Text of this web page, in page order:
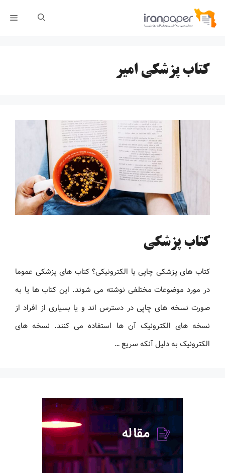
پرش
کتاب پزشکی امیر
کتاب پزشکی
کتاب های پزشکی چاپی یا الکترونیکی؟ کتاب های پزشکی عموما
در مورد موضوعات مختلفی نوشته می شوند. این کتاب ها یا به
صورت نسخه های چاپی در دسترس اند و یا بسیاری از افراد از
نسخه های الکترونیک آن ها استفاده می کنند. نسخه های
الکترونیک به دلیل آنکه سریع …